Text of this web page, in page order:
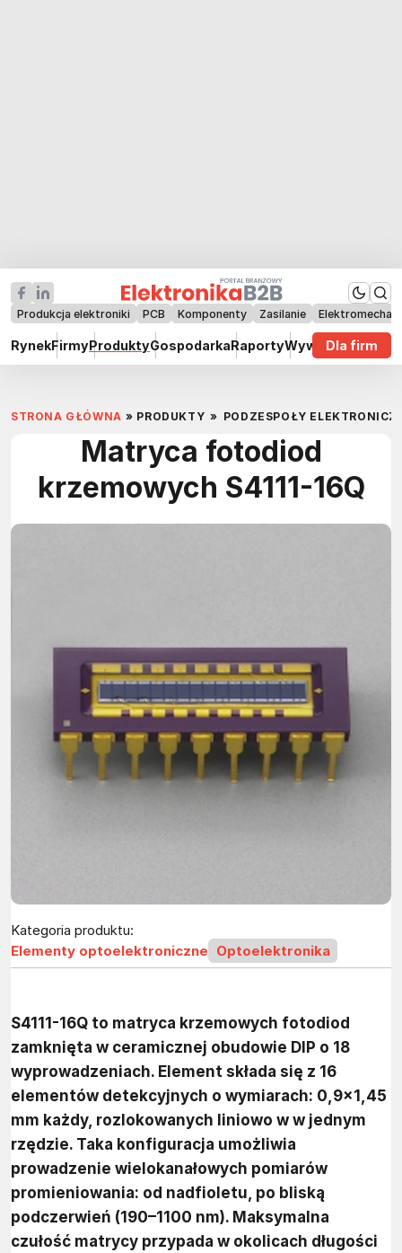
Produkcja elektroniki PCB Komponenty Zasilanie
RynekFirmyProduktyGospodarkaRaportyWywiadyDla firm
STRONA GŁÓWNA » PRODUKTY » PODZESPOŁY
Matryca fotodiod
krzemowych S4111-16Q
Kategoria produktu:
Elementy optoelektroniczne Optoelektronika
S4111-16Q to matryca krzemowych fotodiod
zamknięta w ceramicznej obudowie DIP o 18
wyprowadzeniach. Element składa się z 16
elementów detekcyjnych o wymiarach: 0,9×1,45
mm każdy, rozlokowanych liniowo w w jednym
rzędzie. Taka konfiguracja umożliwia
prowadzenie wielokanałowych pomiarów
promieniowania: od nadfioletu, po bliską
podczerwień (190–1100 nm). Maksymalna
czułość matrycy przypada w okolicach długości